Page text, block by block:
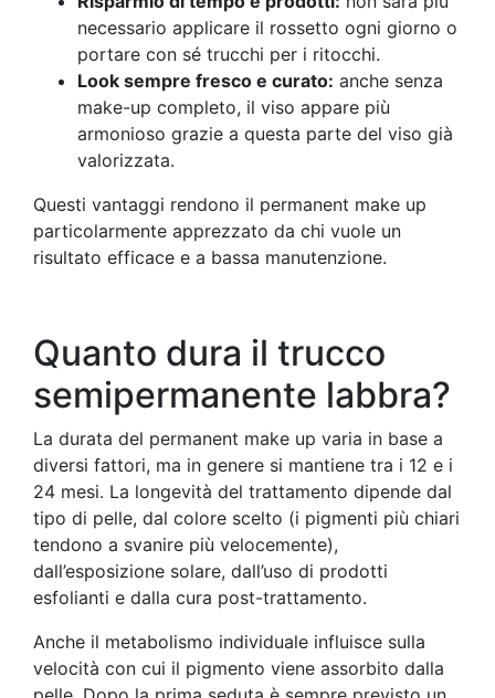
necessario applicare il rossetto ogni giorno o
portare con sé trucchi per i ritocchi.
Look sempre fresco e curato: anche senza
make-up completo, il viso appare più
armonioso grazie a questa parte del viso già
valorizzata.
Questi vantaggi rendono il permanent make up
particolarmente apprezzato da chi vuole un
risultato efficace e a bassa manutenzione.
Quanto dura il trucco
semipermanente labbra?
La durata del permanent make up varia in base a
diversi fattori, ma in genere si mantiene tra i 12 e i
24 mesi. La longevità del trattamento dipende dal
tipo di pelle, dal colore scelto (i pigmenti più chiari
tendono a svanire più velocemente),
dall’esposizione solare, dall’uso di prodotti
esfolianti e dalla cura post-trattamento.
Anche il metabolismo individuale influisce sulla
velocità con cui il pigmento viene assorbito dalla